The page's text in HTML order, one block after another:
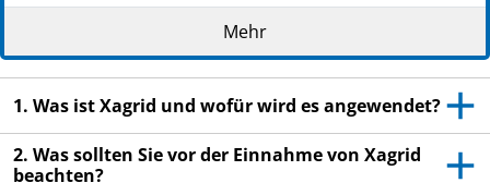
an Ihren Arzt oder Apotheker.
Dieses Arzneimittel wurde Ihnen persönlich
verschrieben. Geben Sie es nicht an Dritte weiter.
Es kann anderen Menschen schaden, auch wenn
diese die gleichen Beschwerden haben wie Sie.
Wenn Sie Nebenwirkungen bemerken, wenden Sie
Mehr
1. Was ist Xagrid und wofür wird es angewendet?
2. Was sollten Sie vor der Einnahme von Xagrid
beachten?